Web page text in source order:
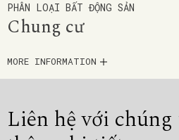
PHÂN LOẠI BẤT ĐỘNG SẢN
Chung cư
MORE INFORMATION
Liên hệ với